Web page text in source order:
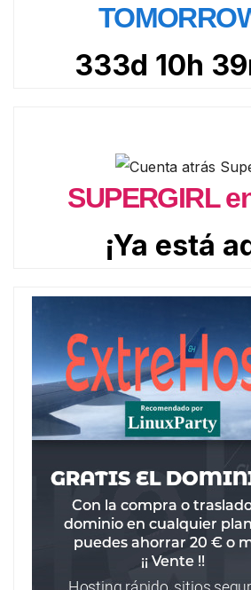
333d 10h
SUPERGIRL
¡Ya está